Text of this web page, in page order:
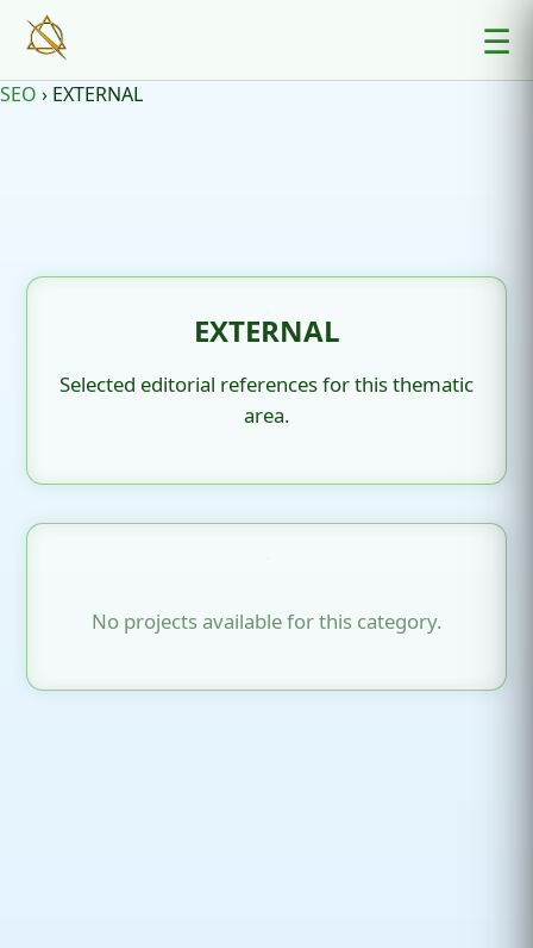
☰
SEO › EXTERNAL
EXTERNAL
Selected editorial references for this thematic
area.
No projects available for this category.